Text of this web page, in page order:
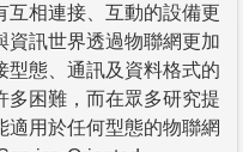
互相連接、互動的設備更
資訊世界透過物聯網更加
型態、通訊及資料格式的
多困難，而在眾多研究提
適用於任何型態的物聯網